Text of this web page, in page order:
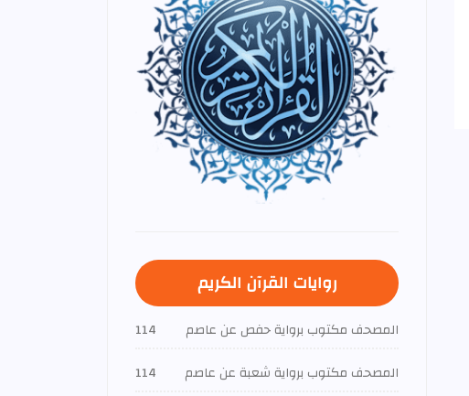
روايات القرآن الكريم
المصحف مكتوب برواية حفص عن عاصم
114
المصحف مكتوب برواية شعبة عن عاصم
114